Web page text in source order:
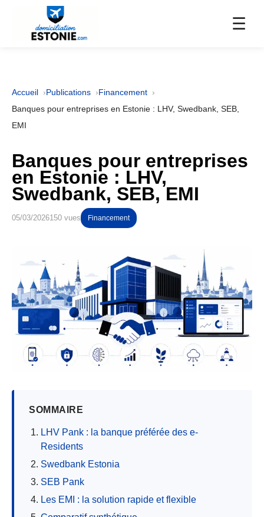
☰
Accueil Publications
Financement
Banques pour entreprises en Estonie : LHV, Swedbank, SEB,
EMI
Banques pour entreprises
en Estonie : LHV,
Swedbank, SEB, EMI
05/03/2026150 vues Financement
SOMMAIRE
LHV Pank : la banque préférée des e-
Residents
Swedbank Estonia
SEB Pank
Les EMI : la solution rapide et flexible